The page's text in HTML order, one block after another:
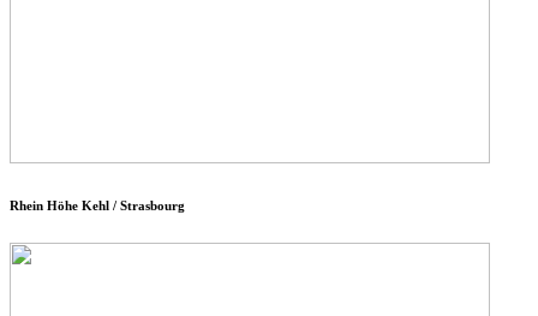
Rhein Höhe Kehl / Strasbourg